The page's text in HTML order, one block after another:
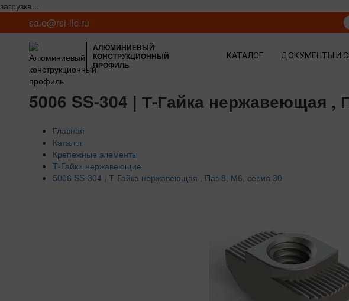
загрузка...
sale@rsi-llc.ru
АЛЮМИНИЕВЫЙ
КОНСТРУКЦИОННЫЙ
ПРОФИЛЬ
КАТАЛОГ ДОКУМЕНТЫ И
5006 SS-304 | Т-Гайка нержавеющая ,
Главная
Каталог
Крепежные элементы
Т-Гайки нержавеющие
5006 SS-304 | Т-Гайка нержавеющая , Паз 8, М6, серия 30